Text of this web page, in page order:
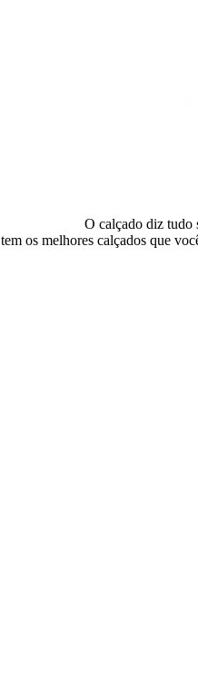
O calçado diz tudo
tem os melhores calçados que